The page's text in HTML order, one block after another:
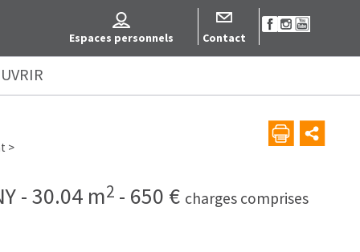
Contact
Espaces personnels
>
-30.04 m2 - 650 € charges comprises